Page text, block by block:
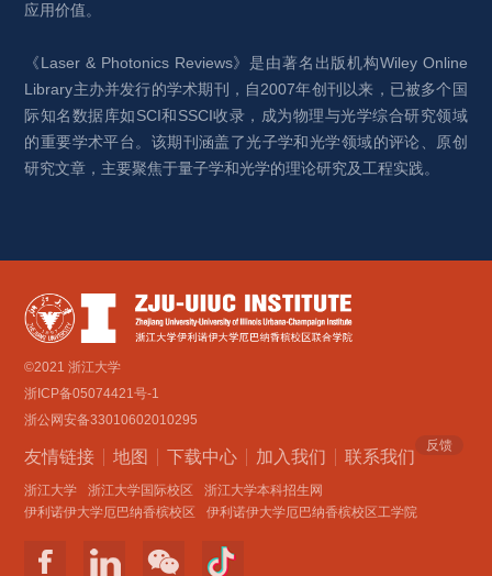
应用价值。
《Laser & Photonics Reviews》是由著名出版机构Wiley Online
Library主办并发行的学术期刊，自2007年创刊以来，已被多个国
际知名数据库如SCI和SSCI收录，成为物理与光学综合研究领域
的重要学术平台。该期刊涵盖了光子学和光学领域的评论、原创
研究文章，主要聚焦于量子学和光学的理论研究及工程实践。
©2021 浙江大学
浙ICP备05074421号-1
浙公网安备33010602010295
友情链接 地图 下载中心 加入我们 联系我们
反馈
浙江大学 浙江大学国际校区
浙江大学本科招生网
伊利诺伊大学厄巴纳香槟校区
伊利诺伊大学厄巴纳香槟校区工学院